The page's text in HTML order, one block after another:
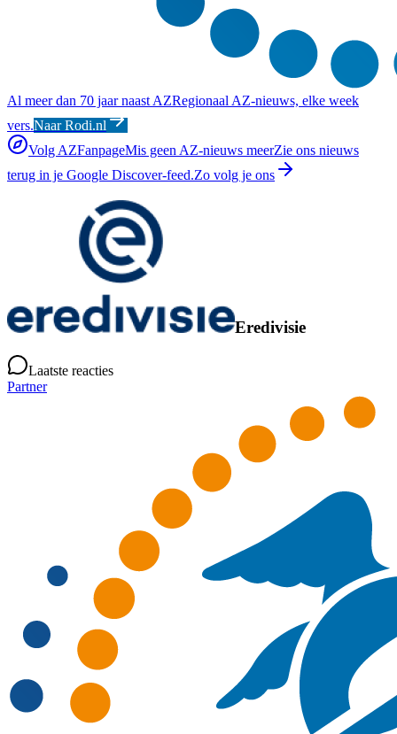
Al meer dan 70 jaar naast AZRegionaal AZ-nieuws, elke week
vers.Naar Rodi.nl
Volg AZFanpageMis geen AZ-nieuws meerZie ons nieuws
terug in je Google Discover-feed.Zo volg je ons
Eredivisie
Laatste reacties
Partner